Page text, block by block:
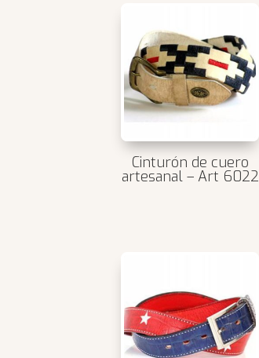
Cinturón de cuero
artesanal – Art 6022